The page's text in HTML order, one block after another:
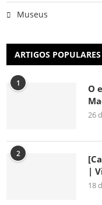
Museus
ARTIGOS POPULARES
1
O
26
2
|
18